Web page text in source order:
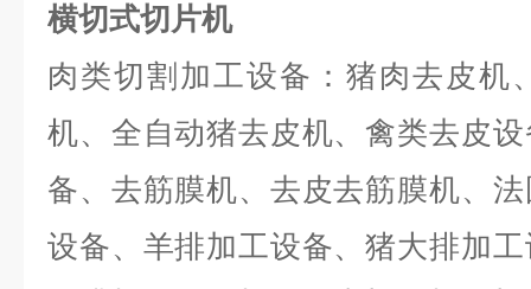
横切式切片机
肉类切割加工设备：猪肉去皮机
机、全自动猪去皮机、禽类去皮
备、去筋膜机、去皮去筋膜机、
设备、羊排加工设备、猪大排加